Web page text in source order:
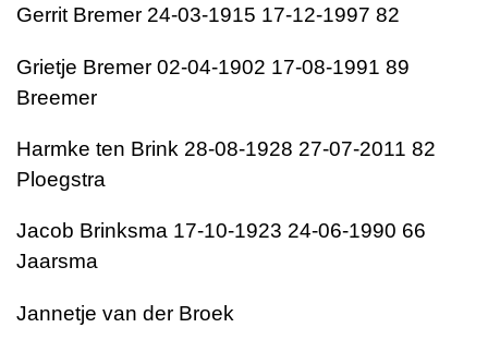
Gerrit Bremer 24-03-1915 17-12-1997 82
Grietje Bremer 02-04-1902 17-08-1991 89
Breemer
Harmke ten Brink 28-08-1928 27-07-2011 82
Ploegstra
Jacob Brinksma 17-10-1923 24-06-1990 66
Jaarsma
Jannetje van der Broek